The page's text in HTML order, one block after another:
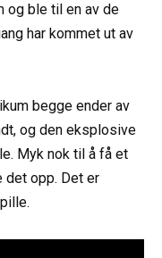
og ble til en av de
har kommet ut av
begge ender av
og den eksplosive
Myk nok til å få et
det opp. Det er